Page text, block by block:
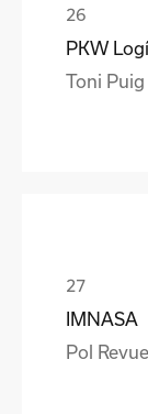
PKW
Toni
IMNASA
Pol